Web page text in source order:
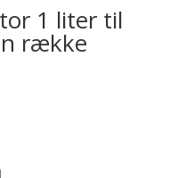
1 liter til
række